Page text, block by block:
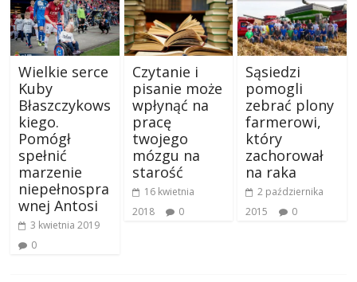
Wielkie serce
Kuby
Błaszczykows
kiego.
Pomógł
spełnić
marzenie
niepełnospra
wnej Antosi
3 kwietnia 2019
0
Czytanie i
pisanie może
wpłynąć na
pracę
twojego
mózgu na
starość
16 kwietnia
2018
0
Sąsiedzi
pomogli
zebrać plony
farmerowi,
który
zachorował
na raka
2 października
2015
0